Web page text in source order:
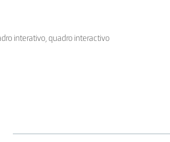
interativo, quadro interactivo